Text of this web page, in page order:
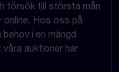
försök till största mån
online. Hos oss på
i en mängd
auktioner har